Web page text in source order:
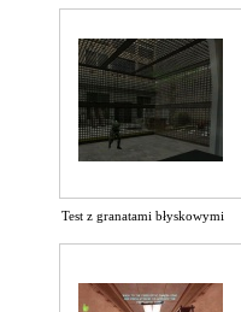
Test z granatami błyskowymi